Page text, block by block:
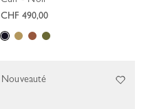
CHF 490,00
Nouveauté